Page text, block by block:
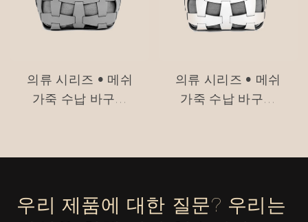
의류 시리즈 • 메쉬
가죽 수납 바구니
의류 시리즈 • 메쉬
가죽 수납 바구니
우리 제품에 대한 질문? 우리는